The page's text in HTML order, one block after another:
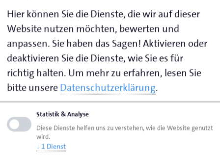
Telefon 04502 887-402
E-Mailschewe@bs-hwk-luebeck.de
Visitenkarte speichern (.vcf)
Seite empfehlen
Seite drucken
aktualisiert am 07. Aug. 2026
Hier können Sie die Dienste, die wir auf dieser
Website nutzen möchten, bewerten und
anpassen. Sie haben das Sagen! Aktivieren oder
deaktivieren Sie die Dienste, wie Sie es für
richtig halten. Um mehr zu erfahren, lesen Sie
bitte unsereDatenschutzerklärung.
Statistik & Analyse
Diese Dienste helfen uns zu verstehen, wie die Website genutzt
wird.
↓ 1 Dienst